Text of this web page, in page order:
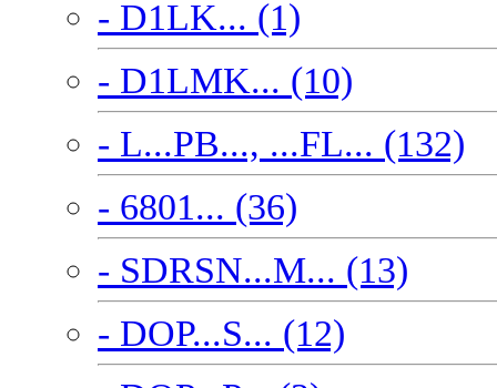
- D1LK... (1)
- D1LMK... (10)
- L...PB..., ...FL... (132)
- 6801... (36)
- SDRSN...M... (13)
- DOP...S... (12)